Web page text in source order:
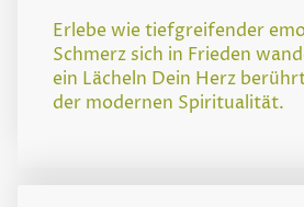
Erlebe wie tiefgreifender
Schmerz sich in Frieden
ein Lächeln Dein Herz
der modernen Spiritualität.